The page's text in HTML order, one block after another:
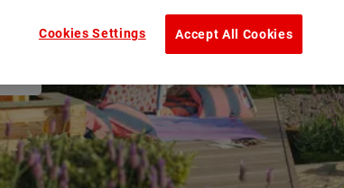
Accept All Cookies
Cookies Settings